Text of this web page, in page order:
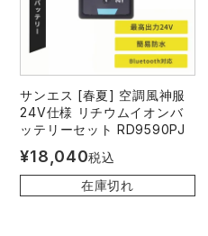
サンエス [春夏] 空調風神服
24V仕様 リチウムイオンバ
ッテリーセット RD9590PJ
¥18,040税込
在庫切れ